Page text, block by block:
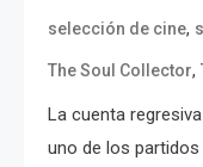
selección de cine,
The Soul Collector,
La cuenta
uno de los